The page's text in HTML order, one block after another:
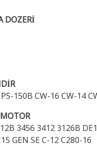
DOZERİ
150B CW-16 CW-14
3456 3412 3126B
GEN SE C-12 C280-16